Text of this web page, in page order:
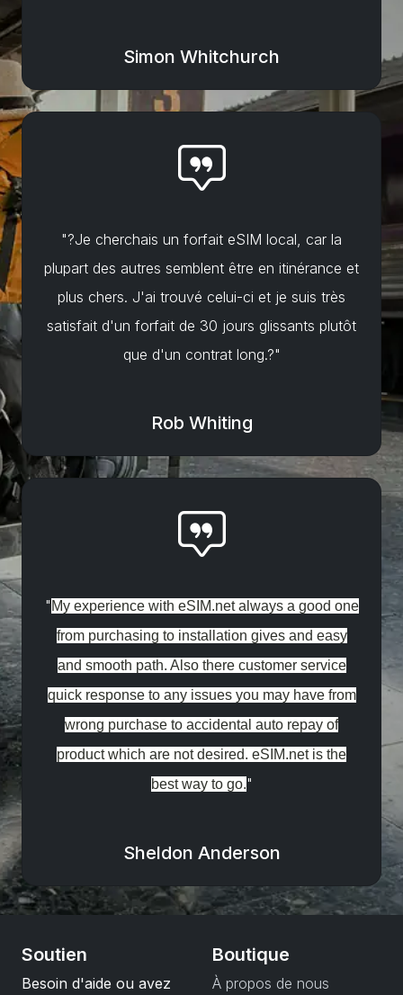
Simon Whitchurch
"?Je cherchais un forfait eSIM local, car la
plupart des autres semblent être en itinérance et
plus chers. J'ai trouvé celui-ci et je suis très
satisfait d'un forfait de 30 jours glissants plutôt
que d'un contrat long.?"
Rob Whiting
" My experience with eSIM.net always a good one
from purchasing to installation gives and easy
and smooth path. Also there customer service
quick response to any issues you may have from
wrong purchase to accidental auto repay of
product which are not desired. eSIM.net is the
best way to go."
Sheldon Anderson
Soutien
Besoin d'aide ou avez
Boutique
À propos de nous